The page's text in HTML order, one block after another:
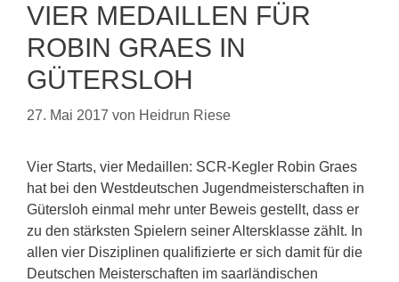
VIER MEDAILLEN FÜR
ROBIN GRAES IN
GÜTERSLOH
27. Mai 2017 von Heidrun Riese
Vier Starts, vier Medaillen: SCR-Kegler Robin Graes
hat bei den Westdeutschen Jugendmeisterschaften in
Gütersloh einmal mehr unter Beweis gestellt, dass er
zu den stärksten Spielern seiner Altersklasse zählt. In
allen vier Disziplinen qualifizierte er sich damit für die
Deutschen Meisterschaften im saarländischen